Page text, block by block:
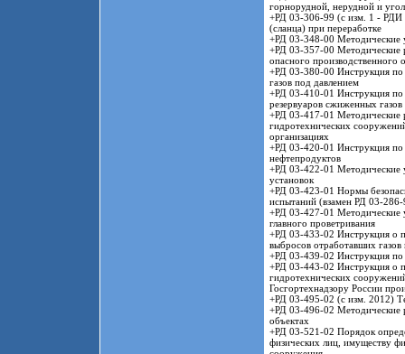
горнорудной, нерудной и
+РД 03-306-99 (с изм. 1 - РДИ
(сланца) при переработке
+РД 03-348-00 Методические
+РД 03-357-00 Методические
опасного производственного
+РД 03-380-00 Инструкция по
газов под давлением
+РД 03-410-01 Инструкция по
резервуаров сжиженных газов
+РД 03-417-01 Методические
гидротехнических
организациях
+РД 03-420-01 Инструкция по
нефтепродуктов
+РД 03-422-01 Методические
установок
+РД 03-423-01 Нормы
испытаний (взамен РД 03-
+РД 03-427-01 Методические
главного проветривания
+РД 03-433-02 Инструкция о
выбросов отработавших
+РД 03-439-02 Инструкция по
+РД 03-443-02 Инструкция о
гидротехнических
Госгортехнадзору России
+РД 03-495-02 (с изм. 2012)
+РД 03-496-02 Методические
объектах
+РД 03-521-02 Порядок
физических лиц, имуществу